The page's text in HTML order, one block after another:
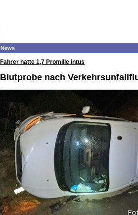
News
Fahrer hatte 1,7 Promille intus
Blutprobe nach